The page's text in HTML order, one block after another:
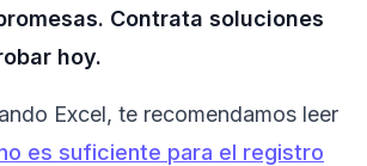
Contrata soluciones
hoy.
Excel, te recomendamos leer
es suficiente para el registro